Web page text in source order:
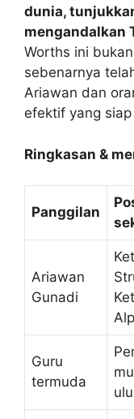
dunia,
mengandalkan
Worths ini
sebenarnya
Ariawan dan
efektif yang
Ringkasan &
Panggilan
Ariawan
Gunadi
Guru
termuda